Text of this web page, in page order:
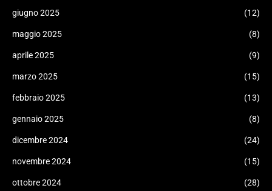
giugno 2025 (12)
maggio 2025 (8)
aprile 2025 (9)
marzo 2025 (15)
febbraio 2025 (13)
gennaio 2025 (8)
dicembre 2024 (24)
novembre 2024 (15)
ottobre 2024 (28)